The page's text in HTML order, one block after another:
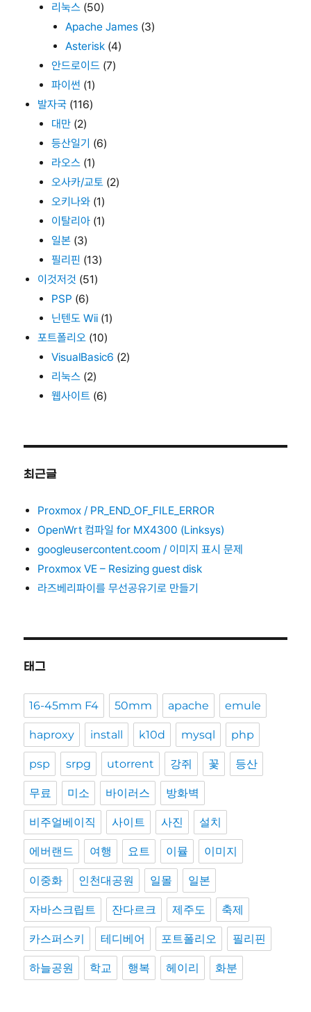
리눅스 (50)
Apache James (3)
Asterisk (4)
안드로이드 (7)
파이썬 (1)
발자국 (116)
대만 (2)
등산일기 (6)
라오스 (1)
오사카/교토 (2)
오키나와 (1)
이탈리아 (1)
일본 (3)
필리핀 (13)
이것저것 (51)
PSP (6)
닌텐도 Wii (1)
포트폴리오 (10)
VisualBasic6 (2)
리눅스 (2)
웹사이트 (6)
최근글
Proxmox / PR_END_OF_FILE_ERROR
OpenWrt 컴파일 for MX4300 (Linksys)
googleusercontent.coom / 이미지 표시 문제
Proxmox VE – Resizing guest disk
라즈베리파이를 무선공유기로 만들기
태그
16-45mm F4 50mm apache emule
haproxy install k10d mysql php
psp srpg utorrent 강쥐 꽃 등산
무료 미소 바이러스 방화벽
비주얼베이직 사이트 사진 설치
에버랜드 여행 요트 이뮬 이미지
이중화 인천대공원 일몰 일본
자바스크립트 잔다르크 제주도 축제
카스퍼스키 테디베어 포트폴리오 필리핀
하늘공원 학교 행복 헤이리 화분